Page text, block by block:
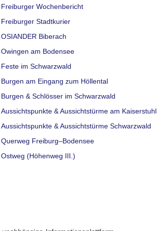
Freiburger Wochenbericht
Freiburger Stadtkurier
OSIANDER Biberach
Owingen am Bodensee
Feste im Schwarzwald
Burgen am Eingang zum Höllental
Burgen & Schlösser im Schwarzwald
Aussichtspunkte & Aussichtstürme am Kaiserstuhl
Aussichtspunkte & Aussichtstürme Schwarzwald
Querweg Freiburg–Bodensee
Ostweg (Höhenweg III.)